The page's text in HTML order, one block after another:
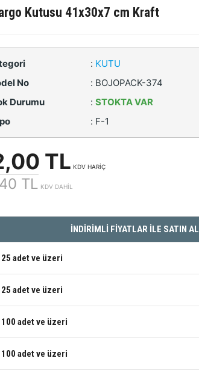
Kutusu 41x30x7 cm Kraft
: KUTU
No
: BOJOPACK-374
Durumu
: STOKTA VAR
: F-1
TL KDV HARİÇ
TL KDV DAHİL
İNDİRİMLİ FİYATLAR İLE SATIN AL
25 adet ve üzeri
25 adet ve üzeri
100 adet ve üzeri
100 adet ve üzeri